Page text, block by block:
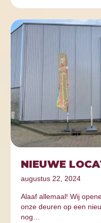
NIEUWE
augustus 22, 2024
Alaaf allemaal! Wij
onze deuren op een
nog…